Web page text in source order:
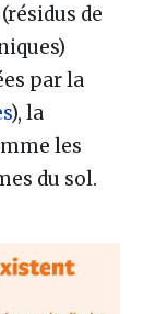
de
par la
), la
les
du sol.